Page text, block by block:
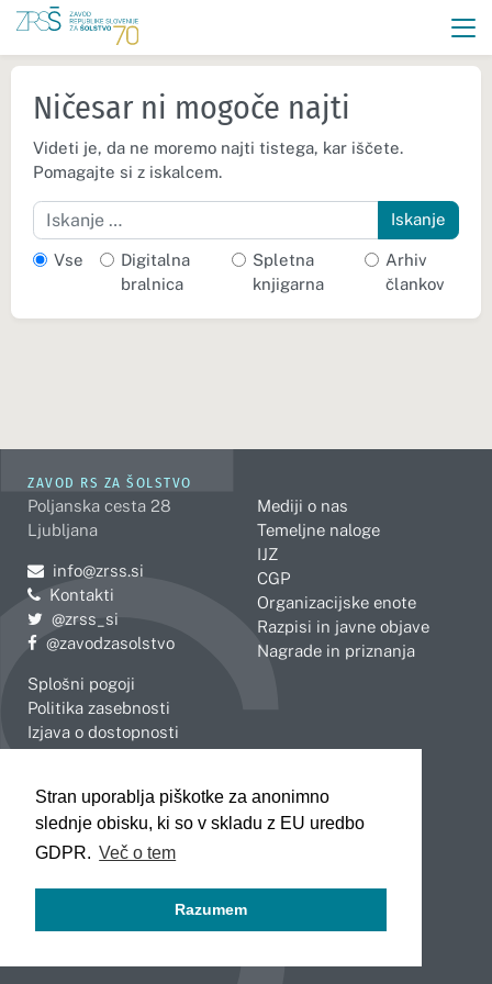
Stran uporablja piškotke za anonimno
slednje obisku, ki so v skladu z EU uredbo
GDPR. Več o tem
Razumem
Ničesar ni mogoče najti
Videti je, da ne moremo najti tistega, kar iščete.
Pomagajte si z iskalcem.
Iskanje
Vse
Digitalna
bralnica
Spletna
knjigarna
Arhiv
člankov
ZAVOD RS ZA ŠOLSTVO
Poljanska cesta 28
Ljubljana
Pošljite e-mail na
info@zrss.si
Kontakti
Pojdite na Twitter:
@zrss_si
Pojdite na Facebook:
@zavodzasolstvo
Splošni pogoji
Politika zasebnosti
Izjava o dostopnosti
Mediji o nas
Temeljne naloge
IJZ
CGP
Organizacijske enote
Razpisi in javne objave
Nagrade in priznanja
Celje
Koper
Kranj
Novo mesto
Slovenj Gradec